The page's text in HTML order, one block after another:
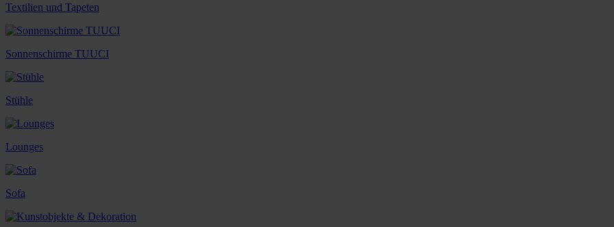
Textilien und Tapeten
Sonnenschirme TUUCI
Stühle
Lounges
Sofa